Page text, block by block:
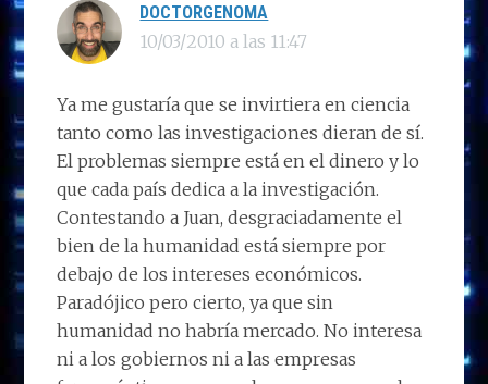
DOCTORGENOMA
10/03/2010 a las 11:47
Ya me gustaría que se invirtiera en ciencia
tanto como las investigaciones dieran de sí.
El problemas siempre está en el dinero y lo
que cada país dedica a la investigación.
Contestando a Juan, desgraciadamente el
bien de la humanidad está siempre por
debajo de los intereses económicos.
Paradójico pero cierto, ya que sin
humanidad no habría mercado. No interesa
ni a los gobiernos ni a las empresas